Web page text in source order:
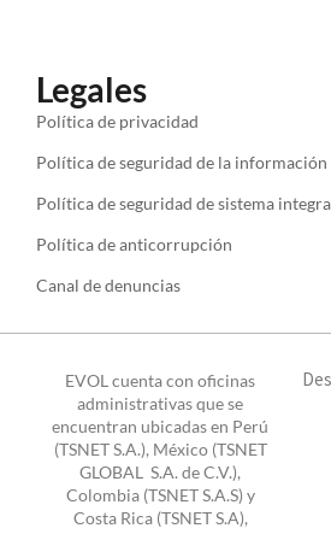
Legales
Política de privacidad
Política de seguridad de la información
Política de seguridad de sistema
Política de anticorrupción
Canal de denuncias
EVOL cuenta con oficinas
administrativas que se
encuentran ubicadas en Perú
(TSNET S.A.), México (TSNET
GLOBAL S.A. de C.V.),
Colombia (TSNET S.A.S) y
Costa Rica (TSNET S.A),